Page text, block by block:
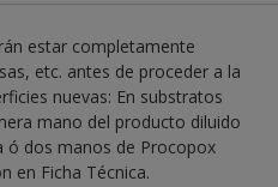
estar completamente
etc. antes de proceder a la
nuevas: En substratos
mano del producto diluido
ó dos manos de Procopox
en Ficha Técnica.